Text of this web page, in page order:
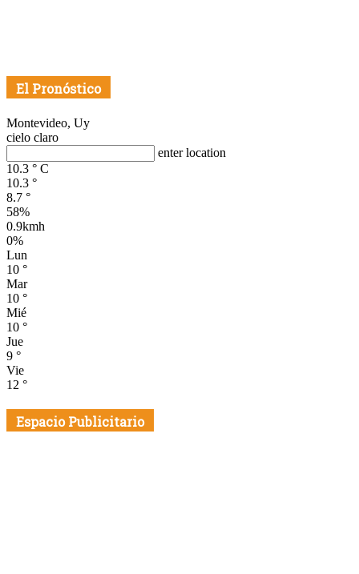
El Pronóstico
Montevideo, Uy
cielo claro
enter location
10.3 ° C
10.3 °
8.7 °
58%
0.9kmh
0%
Lun
10 °
Mar
10 °
Mié
10 °
Jue
9 °
Vie
12 °
Espacio Publicitario